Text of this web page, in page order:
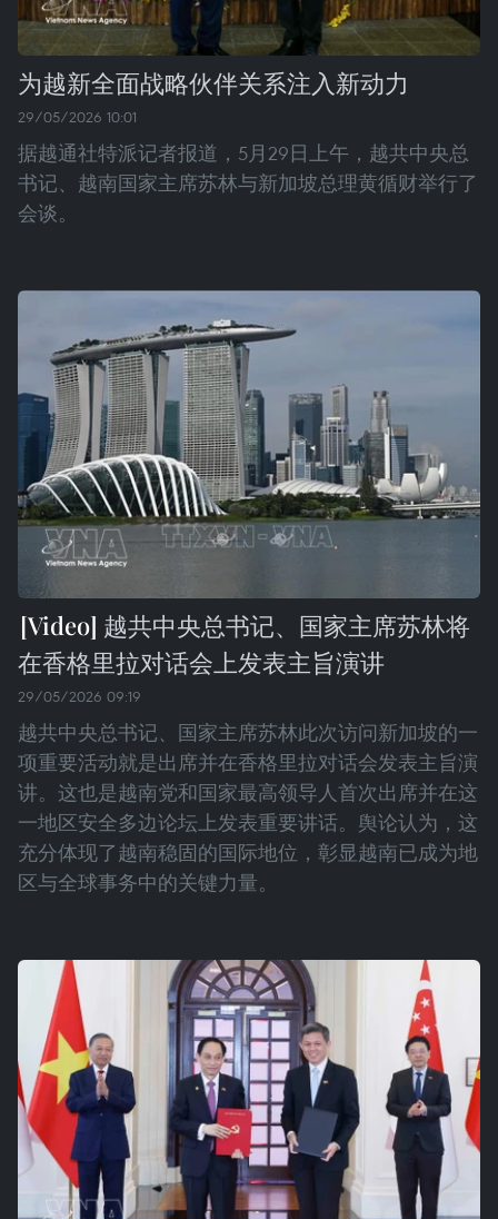
为越新全面战略伙伴关系注入新动力
29/05/2026 10:01
据越通社特派记者报道，5月29日上午，越共中央总
书记、越南国家主席苏林与新加坡总理黄循财举行了
会谈。
越共中央总书记、国家主席苏林将
在香格里拉对话会上发表主旨演讲
29/05/2026 09:19
越共中央总书记、国家主席苏林此次访问新加坡的一
项重要活动就是出席并在香格里拉对话会发表主旨演
讲。这也是越南党和国家最高领导人首次出席并在这
一地区安全多边论坛上发表重要讲话。舆论认为，这
充分体现了越南稳固的国际地位，彰显越南已成为地
区与全球事务中的关键力量。